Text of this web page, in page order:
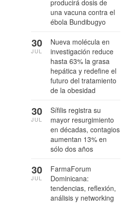
producirá dosis de
una vacuna contra el
ébola Bundibugyo
Nueva molécula en
investigación reduce
hasta 63% la grasa
hepática y redefine el
futuro del tratamiento
de la obesidad
30
JUL
Sífilis registra su
mayor resurgimiento
en décadas, contagios
aumentan 13% en
sólo dos años
30
JUL
FarmaForum
Dominicana:
tendencias, reflexión,
análisis y networking
30
JUL